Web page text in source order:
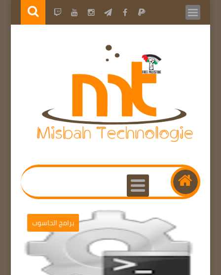
برامج الحاسوب